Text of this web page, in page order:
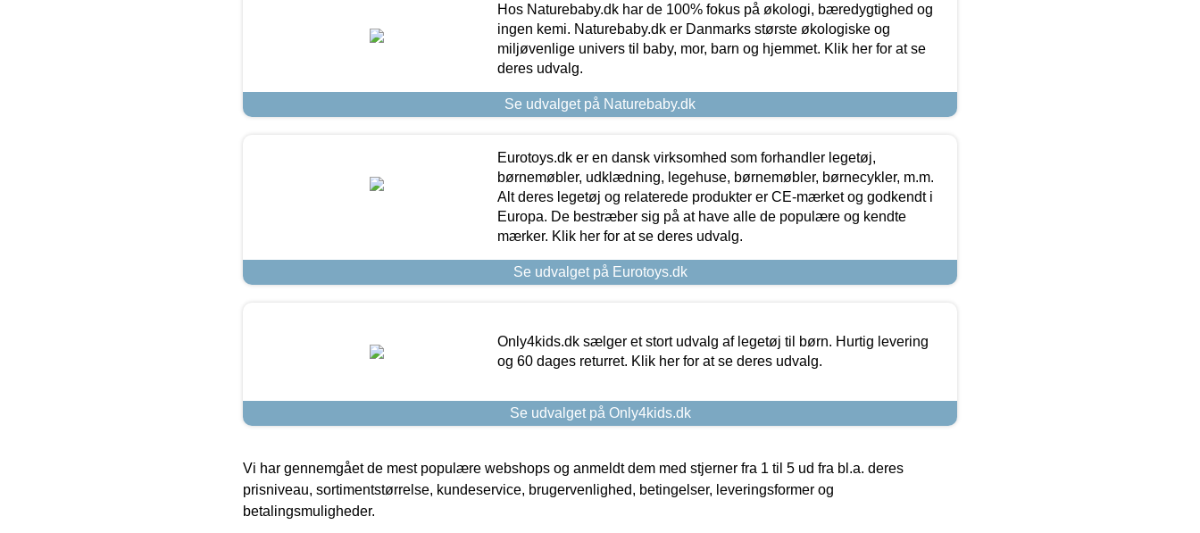
Hos Naturebaby.dk har de 100% fokus på økologi, bæredygtighed og
ingen kemi. Naturebaby.dk er Danmarks største økologiske og
miljøvenlige univers til baby, mor, barn og hjemmet. Klik her for at se
deres udvalg.
Se udvalget på Naturebaby.dk
Eurotoys.dk er en dansk virksomhed som forhandler legetøj,
børnemøbler, udklædning, legehuse, børnemøbler, børnecykler, m.m.
Alt deres legetøj og relaterede produkter er CE-mærket og godkendt i
Europa. De bestræber sig på at have alle de populære og kendte
mærker. Klik her for at se deres udvalg.
Se udvalget på Eurotoys.dk
Only4kids.dk sælger et stort udvalg af legetøj til børn. Hurtig levering
og 60 dages returret. Klik her for at se deres udvalg.
Se udvalget på Only4kids.dk
Vi har gennemgået de mest populære webshops og anmeldt dem med stjerner fra 1 til 5 ud fra bl.a. deres
prisniveau, sortimentstørrelse, kundeservice, brugervenlighed, betingelser, leveringsformer og
betalingsmuligheder.